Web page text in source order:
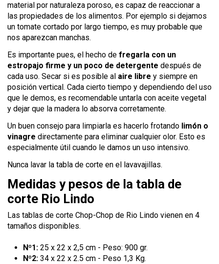
material por naturaleza poroso, es capaz de reaccionar a
las propiedades de los alimentos. Por ejemplo si dejamos
un tomate cortado por largo tiempo, es muy probable que
nos aparezcan manchas.
Es importante pues, el hecho de fregarla con un
estropajo firme y un poco de detergente después de
cada uso. Secar si es posible al aire libre y siempre en
posición vertical. Cada cierto tiempo y dependiendo del uso
que le demos, es recomendable untarla con aceite vegetal
y dejar que la madera lo absorva corretamente.
Un buen consejo para limpiarla es hacerlo frotando limón o
vinagre directamente para eliminar cualquier olor. Esto es
especialmente útil cuando le damos un uso intensivo.
Nunca lavar la tabla de corte en el lavavajillas.
Medidas y pesos de la tabla de
corte Rio Lindo
Las tablas de corte Chop-Chop de Rio Lindo vienen en 4
tamaños disponibles.
Nº1: 25 x 22 x 2,5 cm - Peso: 900 gr.
Nº2: 34 x 22 x 2.5 cm - Peso 1,3 Kg.